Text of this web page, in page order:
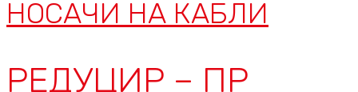
НОСАЧИ НА КАБЛИ
РЕДУЦИР – ПР